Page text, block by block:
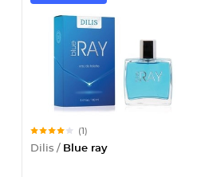
(1)
Dilis / Blue ray